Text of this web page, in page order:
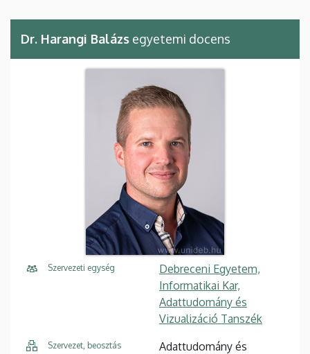
Dr. Harangi Balázs egyetemi docens
Szervezeti egység
Debreceni Egyetem,
Informatikai Kar,
Adattudomány és
Vizualizáció Tanszék
Szervezet, beosztás Adattudomány és